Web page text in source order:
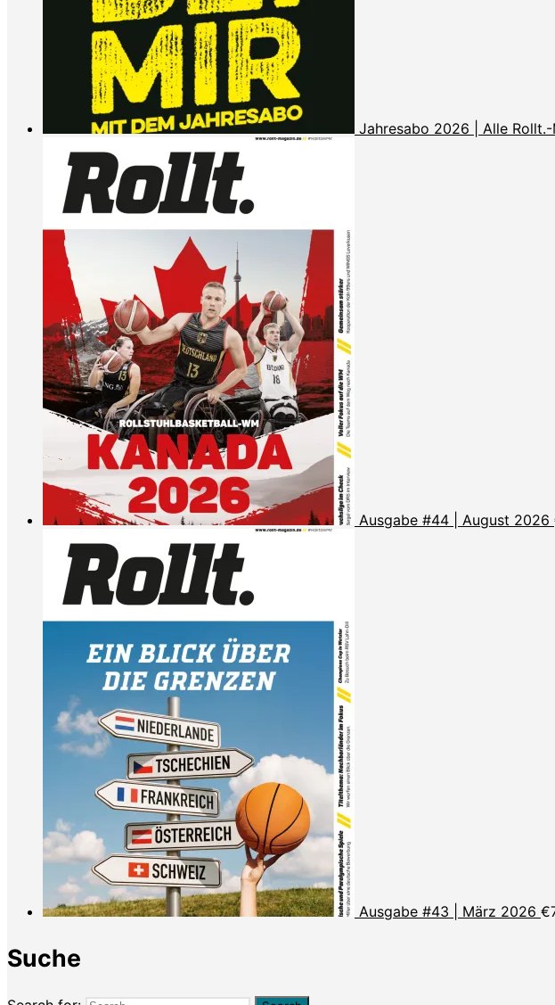
Jahresabo 2026 | Alle
Ausgabe #44 | August 2026
Ausgabe #43 | März 2026 €
Suche